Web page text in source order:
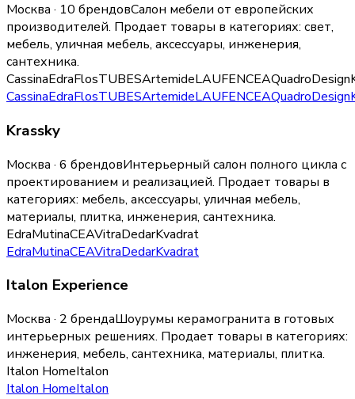
Москва · 10 брендовСалон мебели от европейских
производителей. Продает товары в категориях: свет,
мебель, уличная мебель, аксессуары, инженерия,
сантехника.
CassinaEdraFlosTUBESArtemideLAUFENCEAQuadroDesign
CassinaEdraFlosTUBESArtemideLAUFENCEAQuadroDesign
Krassky
Москва · 6 брендовИнтерьерный салон полного цикла с
проектированием и реализацией. Продает товары в
категориях: мебель, аксессуары, уличная мебель,
материалы, плитка, инженерия, сантехника.
EdraMutinaCEAVitraDedarKvadrat
EdraMutinaCEAVitraDedarKvadrat
Italon Experience
Москва · 2 брендаШоурумы керамогранита в готовых
интерьерных решениях. Продает товары в категориях:
инженерия, мебель, сантехника, материалы, плитка.
Italon HomeItalon
Italon HomeItalon